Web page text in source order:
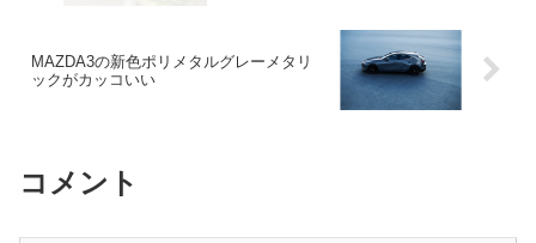
MAZDA3の新色ポリメタルグレーメタリ
ックがカッコいい
コメント